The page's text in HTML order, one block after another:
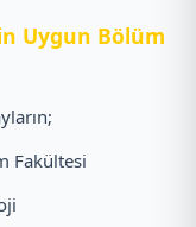
Uygun Bölüm
Fakültesi